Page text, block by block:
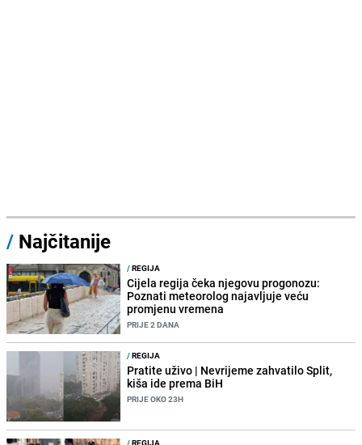
/ Najčitanije
/REGIJA
Cijela regija čeka njegovu progonozu:
Poznati meteorolog najavljuje veću
promjenu vremena
PRIJE 2 DANA
/REGIJA
Pratite uživo | Nevrijeme zahvatilo Split,
kiša ide prema BiH
PRIJE OKO 23H
/REGIJA